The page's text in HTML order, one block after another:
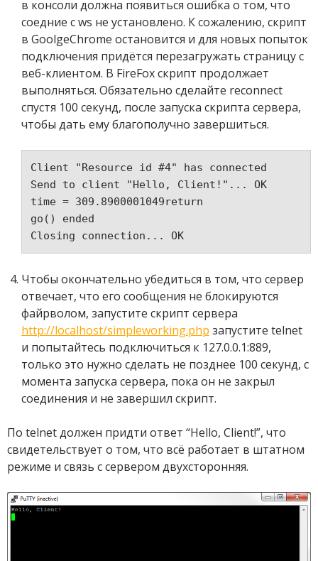
в консоли должна появиться ошибка о том, что
соедние с ws не установлено. К сожалению, скрипт
в GoolgeChrome остановится и для новых попыток
подключения придётся перезагружать страницу с
веб-клиентом. В FireFox скрипт продолжает
выполняться. Обязательно сделайте reconnect
спустя 100 секунд, после запуска скрипта сервера,
чтобы дать ему благополучно завершиться.
Client "Resource id #4" has connected
Send to client "Hello, Client!"... OK
time = 309.8900001049return
go() ended
Чтобы окончательно убедиться в том, что сервер
отвечает, что его сообщения не блокируются
файрволом, запустите скрипт сервера
http://localhost/simpleworking.php запустите telnet
и попытайтесь подключиться к 127.0.0.1:889,
только это нужно сделать не позднее 100 секунд, с
момента запуска сервера, пока он не закрыл
соединения и не завершил скрипт.
По telnet должен придти ответ “Hello, Client!”, что
свидетельствует о том, что всё работает в штатном
режиме и связь с сервером двухсторонняя.